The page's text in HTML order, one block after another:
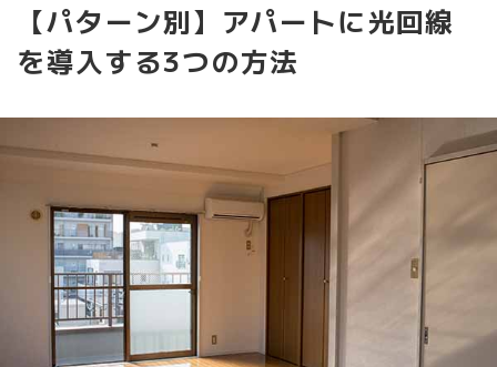
【パターン別】アパートに光回線
を導入する3つの方法